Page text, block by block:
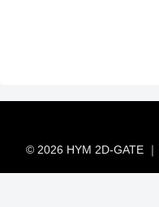
© 2026 HYM 2D-GATE